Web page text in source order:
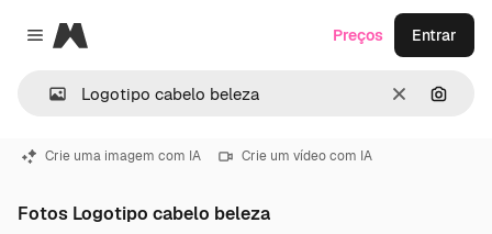
Close menu
Magnific
Limpar
Preços Entrar
Crie uma imagem com IA Crie um vídeo com IA
Fotos Logotipo cabelo beleza